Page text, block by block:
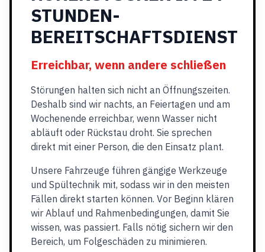
STUNDEN-
BEREITSCHAFTSDIENST
Erreichbar, wenn andere schließen
Störungen halten sich nicht an Öffnungszeiten.
Deshalb sind wir nachts, an Feiertagen und am
Wochenende erreichbar, wenn Wasser nicht
abläuft oder Rückstau droht. Sie sprechen
direkt mit einer Person, die den Einsatz plant.
Unsere Fahrzeuge führen gängige Werkzeuge
und Spültechnik mit, sodass wir in den meisten
Fällen direkt starten können. Vor Beginn klären
wir Ablauf und Rahmenbedingungen, damit Sie
wissen, was passiert. Falls nötig sichern wir den
Bereich, um Folgeschäden zu minimieren.